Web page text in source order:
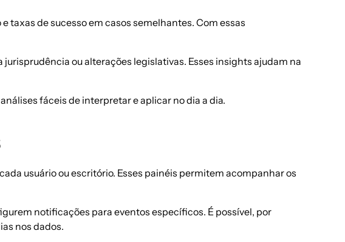
taxas de sucesso em casos semelhantes. Com essas
ou alterações legislativas. Esses insights ajudam na
fáceis de interpretar e aplicar no dia a dia.
usuário ou escritório. Esses painéis permitem acompanhar os
notificações para eventos específicos. É possível, por
nos dados.